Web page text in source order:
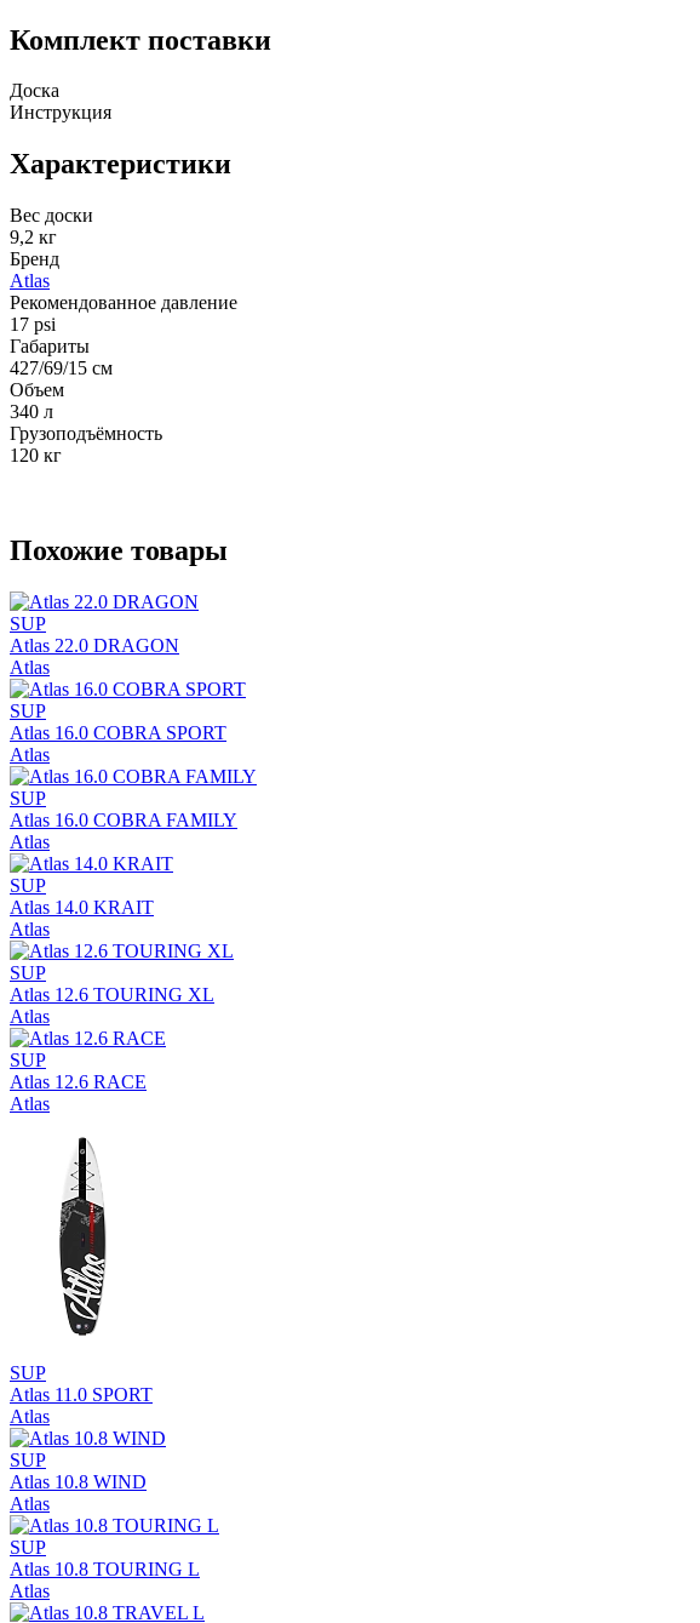
Комплект поставки
Доска
Инструкция
Характеристики
Вес доски
9,2 кг
Бренд
Atlas
Рекомендованное давление
17 psi
Габариты
427/69/15 см
Объем
340 л
Грузоподъёмность
120 кг
Похожие товары
SUP
Atlas 22.0 DRAGON
Atlas
SUP
Atlas 16.0 COBRA SPORT
Atlas
SUP
Atlas 16.0 COBRA FAMILY
Atlas
SUP
Atlas 14.0 KRAIT
Atlas
SUP
Atlas 12.6 TOURING XL
Atlas
SUP
Atlas 12.6 RACE
Atlas
SUP
Atlas 11.0 SPORT
Atlas
SUP
Atlas 10.8 WIND
Atlas
SUP
Atlas 10.8 TOURING L
Atlas